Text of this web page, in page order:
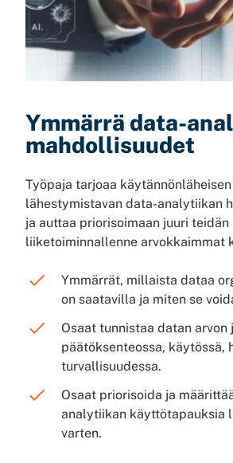
Ymmärrä data-
mahdollisuudet
Työpaja tarjoaa käytännönläheisen
lähestymistavan data-analytiikan
ja auttaa priorisoimaan juuri teidän
liiketoiminnallenne arvokkaimmat
Ymmärrät, millaista dataa
on saatavilla ja miten se
Osaat tunnistaa datan arvon
päätöksenteossa, käytössä,
turvallisuudessa.
Osaat priorisoida ja
analytiikan käyttötapauksia
varten.